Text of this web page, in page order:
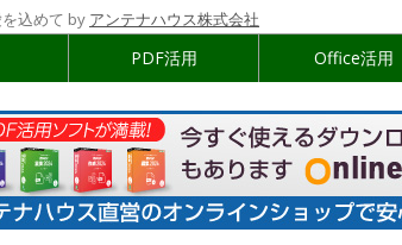
込めて by アンテナハウス株式会社
PDF活用 Office活用